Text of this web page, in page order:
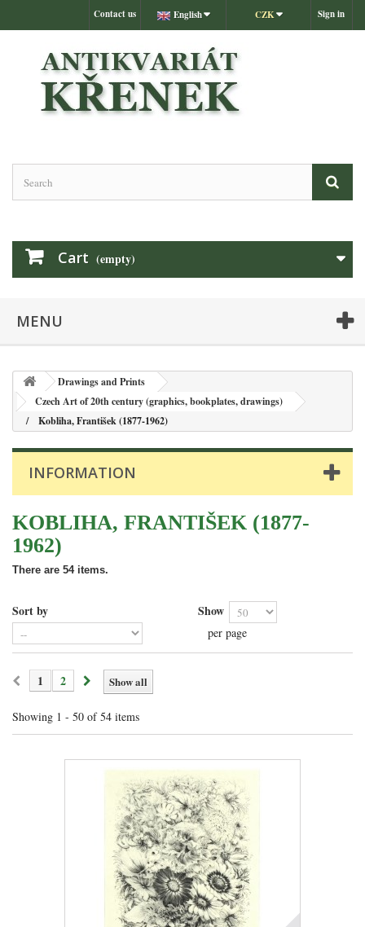
Sign in
CZK
English
Contact us
Cart (empty)
MENU
Drawings and Prints
Czech Art of 20th century (graphics, bookplates, drawings)
Kobliha, František (1877-1962)
INFORMATION
KOBLIHA, FRANTIŠEK (1877-
1962)
There are 54 items.
Sort by Show
per page
Show all
1 2
Showing 1 - 50 of 54 items